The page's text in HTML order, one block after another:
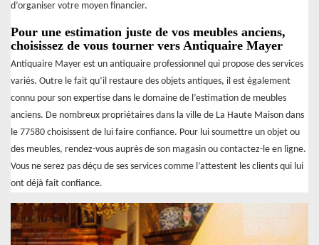
d’organiser votre moyen financier.
Pour une estimation juste de vos meubles anciens,
choisissez de vous tourner vers Antiquaire Mayer
Antiquaire Mayer est un antiquaire professionnel qui propose des services
variés. Outre le fait qu’il restaure des objets antiques, il est également
connu pour son expertise dans le domaine de l’estimation de meubles
anciens. De nombreux propriétaires dans la ville de La Haute Maison dans
le 77580 choisissent de lui faire confiance. Pour lui soumettre un objet ou
des meubles, rendez-vous auprès de son magasin ou contactez-le en ligne.
Vous ne serez pas déçu de ses services comme l’attestent les clients qui lui
ont déjà fait confiance.